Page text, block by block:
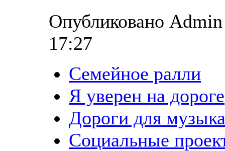
Опубликовано
17:27
Семейное ралли
Я уверен на дороге
Дороги для
Социальные